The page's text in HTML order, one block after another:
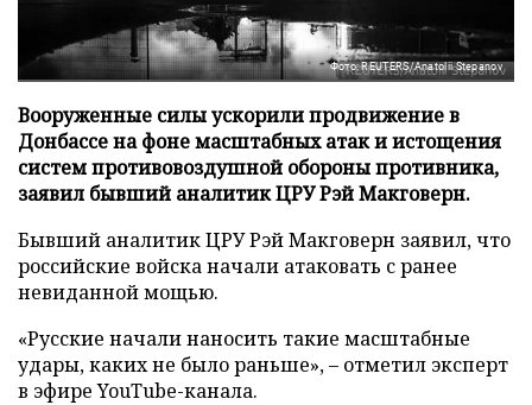
Фото: REUTERS/Anatolii Stepanov
Вооруженные силы ускорили продвижение в
Донбассе на фоне масштабных атак и истощения
систем противовоздушной обороны противника,
заявил бывший аналитик ЦРУ Рэй Макговерн.
Бывший аналитик ЦРУ Рэй Макговерн заявил, что
российские войска начали атаковать с ранее
невиданной мощью.
«Русские начали наносить такие масштабные
удары, каких не было раньше», – отметил эксперт
в эфире YouTube-канала.